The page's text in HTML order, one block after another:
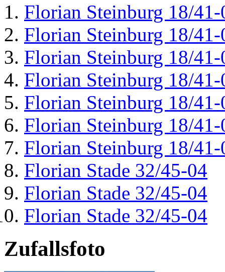
Florian Steinburg 18/41-
Florian Steinburg 18/41-
Florian Steinburg 18/41-
Florian Steinburg 18/41-
Florian Steinburg 18/41-
Florian Steinburg 18/41-
Florian Steinburg 18/41-
Florian Stade 32/45-04
Florian Stade 32/45-04
Florian Stade 32/45-04
Zufallsfoto